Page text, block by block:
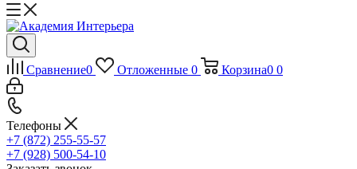
Сравнение0 Отложенные 0 Корзина0 0
Телефоны
+7 (872) 255-55-57
+7 (928) 500-54-10